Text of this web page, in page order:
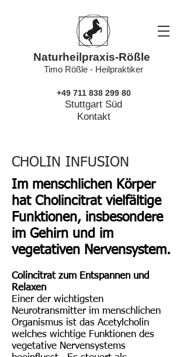
Naturheilpraxis-Rößle
Timo Rößle - Heilpraktiker
+49 711 838 299 80
Stuttgart Süd
Kontakt
CHOLIN INFUSION
Im menschlichen Körper
hat Cholincitrat vielfältige
Funktionen, insbesondere
im Gehirn und im
vegetativen Nervensystem.
Colincitrat zum Entspannen und
Relaxen
Einer der wichtigsten
Neurotransmitter im menschlichen
Organismus ist das Acetylcholin
welches wichtige Funktionen des
vegetative Nervensystems